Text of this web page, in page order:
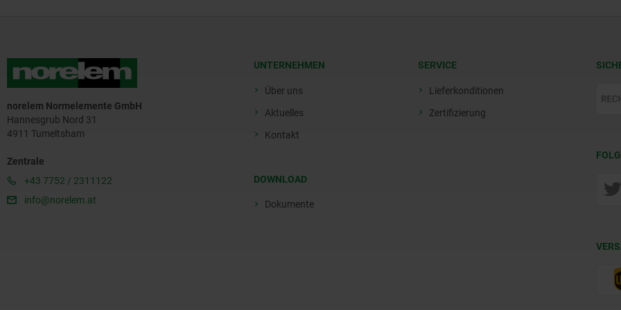
norelem Normelemente GmbH
Hannesgrub Nord 31
4911 Tumeltsham
Zentrale
+43 7752 / 2311122
info@norelem.at
UNTERNEHMEN
Über uns
Aktuelles
Kontakt
DOWNLOAD
Dokumente
SERVICE
Lieferkonditionen
Zertifizierung